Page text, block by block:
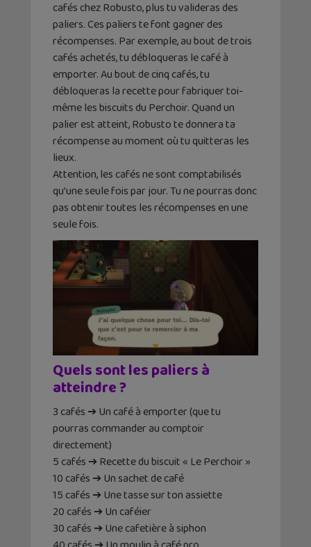
cafés chez Robusto, plus tu valideras des
paliers. Ces paliers te font gagner des
récompenses. Par exemple, au bout de trois
cafés achetés, tu débloqueras le café à
emporter. Au bout de cinq cafés, tu
débloqueras la recette pour fabriquer toi-
même les biscuits du Perchoir. Quand un
palier est atteint, Robusto te donnera ta
récompense au moment où tu quitteras les
lieux.
Attention, les cafés ne sont comptabilisés
qu’une seule fois par jour. Tu ne pourras donc
pas obtenir toutes les récompenses en une
seule fois.
Quels sont les paliers à
atteindre ?
3 cafés ➔ Un café à emporter (que tu
pourras commander au comptoir
directement)
5 cafés ➔ Recette du biscuit « Le Perchoir »
10 cafés ➔ Un sachet de café
15 cafés ➔ Une tasse sur ton assiette
20 cafés ➔ Un caféier
30 cafés ➔ Une cafetière à siphon